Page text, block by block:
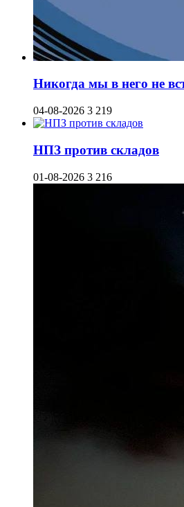
Никогда мы в него не
04-08-2026 3 219
НПЗ против складов
01-08-2026 3 216